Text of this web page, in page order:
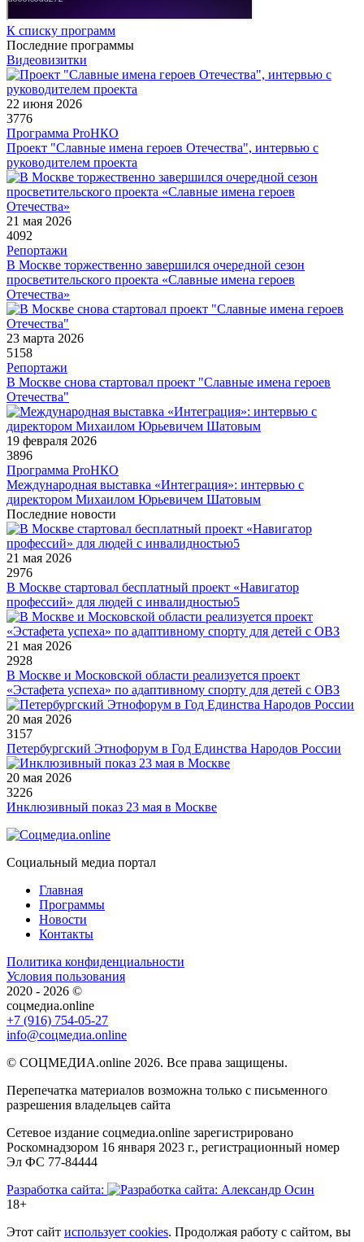
К списку программ
Последние программы
Видеовизитки
22 июня 2026
3776
Программа ProНКО
Проект "Славные имена героев Отечества", интервью с
руководителем проекта
21 мая 2026
4092
Репортажи
В Москве торжественно завершился очередной сезон
просветительского проекта «Славные имена героев
Отечества»
23 марта 2026
5158
Репортажи
В Москве снова стартовал проект "Славные имена героев
Отечества"
19 февраля 2026
3896
Программа ProНКО
Международная выставка «Интеграция»: интервью с
директором Михаилом Юрьевичем Шатовым
Последние новости
21 мая 2026
2976
В Москве стартовал бесплатный проект «Навигатор
профессий» для людей с инвалидностью5
21 мая 2026
2928
В Москве и Московской области реализуется проект
«Эстафета успеха» по адаптивному спорту для детей с ОВЗ
20 мая 2026
3157
Петербургский Этнофорум в Год Единства Народов России
20 мая 2026
3226
Инклюзивный показ 23 мая в Москве
Социальный медиа портал
Главная
Программы
Новости
Контакты
Политика конфиденциальности
Условия пользования
2020 - 2026 ©
соцмедиа.online
+7 (916) 754-05-27
info@соцмедиа.online
© СОЦМЕДИА.online 2026. Все права защищены.
Перепечатка материалов возможна только с письменного
разрешения владельцев сайта
Сетевое издание соцмедиа.online зарегистрировано
Роскомнадзором 16 января 2023 г., регистрационный номер
Эл ФС 77-84444
Разработка сайта:
18+
Этот сайт использует cookies. Продолжая работу с сайтом, вы